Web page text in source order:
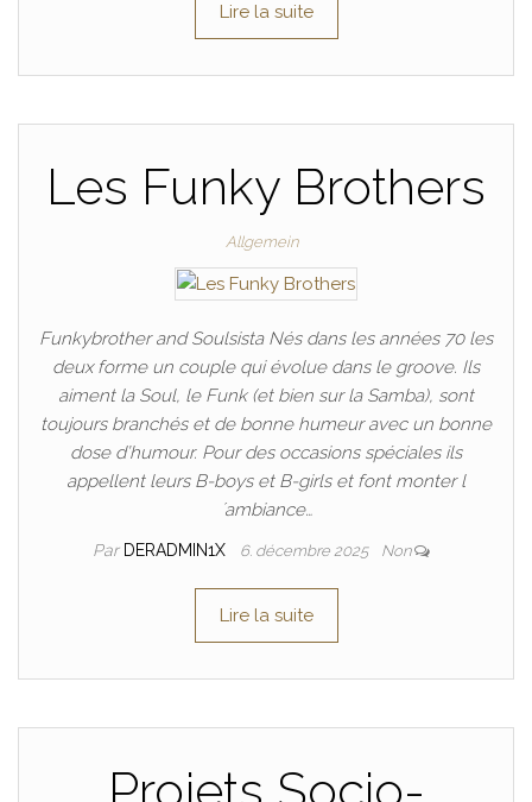
Lire la suite
Les Funky Brothers
Allgemein
Funkybrother and Soulsista Nés dans les années 70 les
deux forme un couple qui évolue dans le groove. Ils
aiment la Soul, le Funk (et bien sur la Samba), sont
toujours branchés et de bonne humeur avec un bonne
dose d’humour. Pour des occasions spéciales ils
appellent leurs B-boys et B-girls et font monter l
´ambiance…
Par DERADMIN1X 6. décembre 2025 Non
Lire la suite